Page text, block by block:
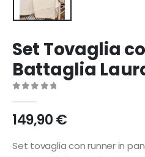
Set Tovaglia
Battaglia
149,90€
Set tovaglia con runner in